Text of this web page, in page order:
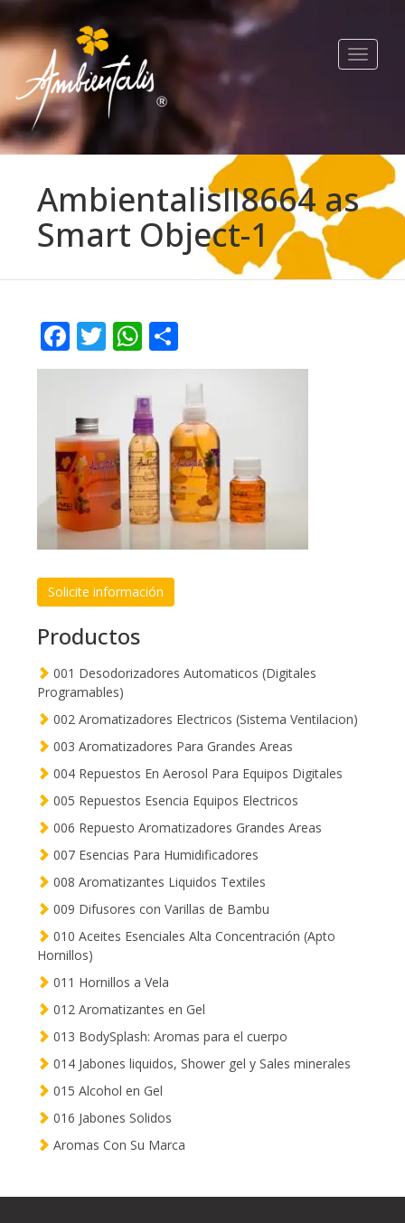
Toggle
AmbientalisII8664 as
Smart Object-1
Facebook
TwitterWhatsApp
Solicite información
Productos
001 Desodorizadores Automaticos (Digitales
Programables)
002 Aromatizadores Electricos (Sistema Ventilacion)
003 Aromatizadores Para Grandes Areas
004 Repuestos En Aerosol Para Equipos Digitales
005 Repuestos Esencia Equipos Electricos
006 Repuesto Aromatizadores Grandes Areas
007 Esencias Para Humidificadores
008 Aromatizantes Liquidos Textiles
009 Difusores con Varillas de Bambu
010 Aceites Esenciales Alta Concentración (Apto
Hornillos)
011 Hornillos a Vela
012 Aromatizantes en Gel
013 BodySplash: Aromas para el cuerpo
014 Jabones liquidos, Shower gel y Sales minerales
015 Alcohol en Gel
016 Jabones Solidos
Aromas Con Su Marca